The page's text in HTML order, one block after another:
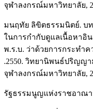
จุฬาลงกรณ์มหาวิทยาลัย,
มนฤทัย ลิขิตธรรมนิตย์. บ
ในการกำกับดูแลเนื้อหาอิ
พ.ร.บ. ว่าด้วยการกระทำ
.2550. วิทยานิพนธ์ปริญ
จุฬาลงกรณ์มหาวิทยาลัย,
รัฐธรรมนูญแห่งราชอาณา